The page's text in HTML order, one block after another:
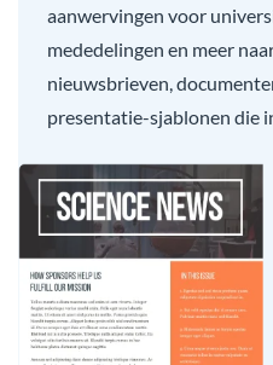
aanwervingen voor
mededelingen en meer
nieuwsbrieven,
presentatie-sjablonen die